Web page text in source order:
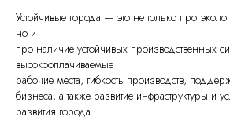
Устойчивые города — это не только про
но и
про наличие устойчивых производственных
высокооплачиваемые
рабочие места, гибкость производств,
бизнеса, а также развитие инфраструктуры и
развития города.